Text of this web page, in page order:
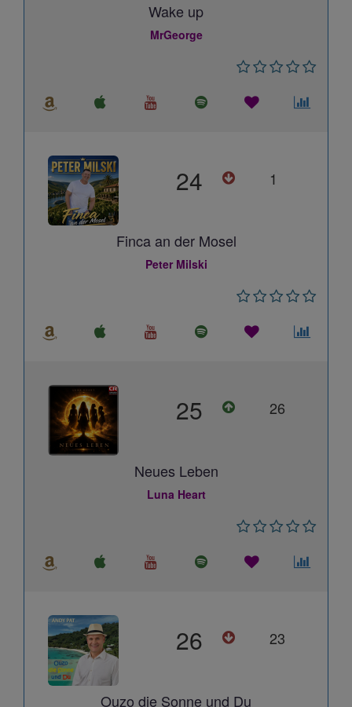
Wake up
MrGeorge
24 1
Finca an der Mosel
Peter Milski
25 26
Neues Leben
Luna Heart
26 23
Ouzo die Sonne und Du